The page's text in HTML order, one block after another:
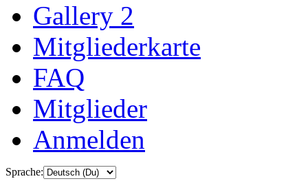
Gallery 2
Mitgliederkarte
FAQ
Mitglieder
Anmelden
Sprache: